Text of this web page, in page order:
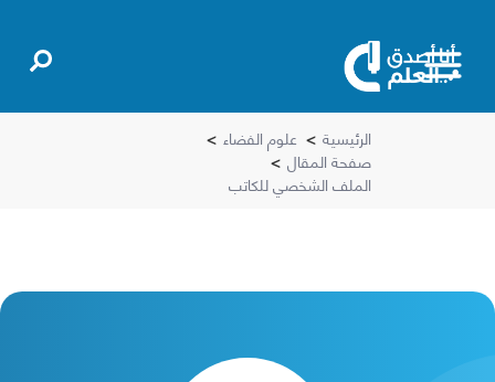
الرئيسية > علوم الفضاء >
صفحة المقال >
الملف الشخصي للكاتب